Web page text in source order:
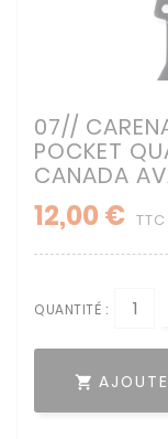
07//
POCKET
CANADA
12,00 € TTC
QUANTITÉ :
